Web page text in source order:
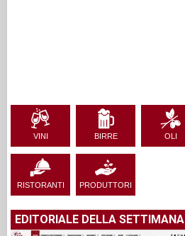
VINI BIRRE OLI
RISTORANTI PRODUTTORI
EDITORIALE DELLA SETTIMANA